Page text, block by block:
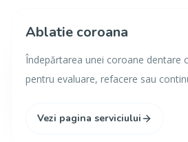
Ablatie coroana
Îndepărtarea unei coroane dentare
pentru evaluare, refacere sau
Vezi pagina serviciului